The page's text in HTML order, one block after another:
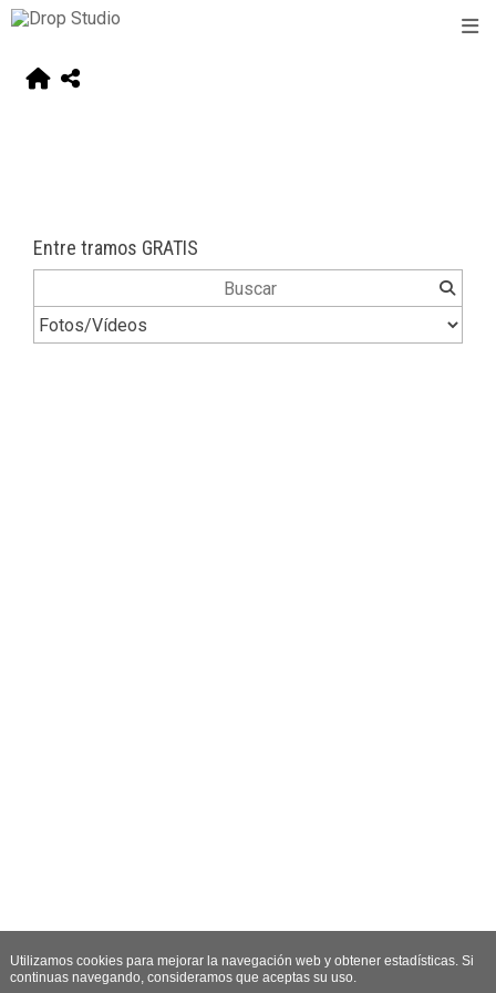
Entre tramos GRATIS
Utilizamos cookies para mejorar la navegación web y obtener estadísticas. Si
continuas navegando, consideramos que aceptas su uso.